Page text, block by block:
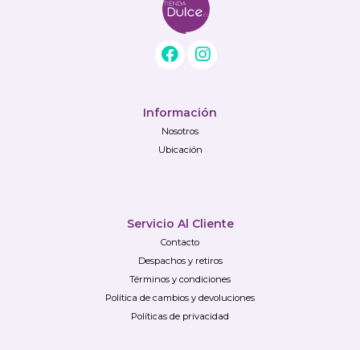
Información
Nosotros
Ubicación
Servicio Al Cliente
Contacto
Despachos y retiros
Términos y condiciones
Política de cambios y devoluciones
Políticas de privacidad